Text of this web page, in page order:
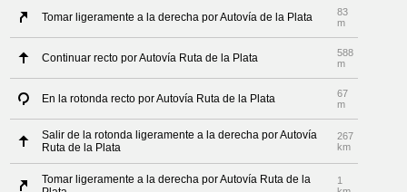
Tomar ligeramente a la derecha por Autovía de la Plata
83
m
Continuar recto por Autovía Ruta de la Plata
588
m
En la rotonda recto por Autovía Ruta de la Plata
67
m
Salir de la rotonda ligeramente a la derecha por Autovía
Ruta de la Plata
267
km
Tomar ligeramente a la derecha por Autovía Ruta de la
1